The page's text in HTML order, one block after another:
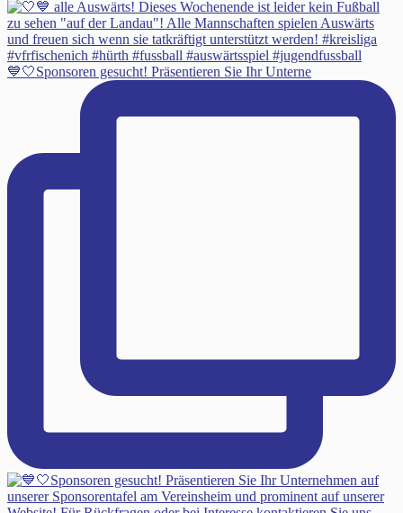
💙🤍Sponsoren gesucht! Präsentieren Sie Ihr Unterne